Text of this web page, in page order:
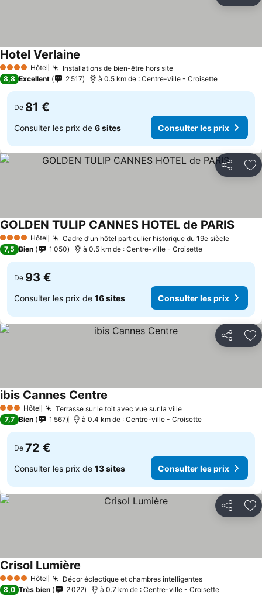
4 Étoiles Hôtel Installations de bien-être hors site
Hotel Verlaine
8,8 Excellent 2 517 à 0.5 km de : Centre-ville - Croisette
De 81 €
Consulter les prix de 6 sites Consulter les prix
Partager
4 Étoiles Hôtel Cadre d'un hôtel particulier historique du 19e siècle
GOLDEN TULIP CANNES HOTEL de PARIS
7,5 Bien 1 050 à 0.5 km de : Centre-ville - Croisette
De 93 €
Consulter les prix de 16 sites Consulter les prix
Partager
3 ÉtoilesHôtel Terrasse sur le toit avec vue sur la ville
ibis Cannes Centre
7,7 Bien 1 567 à 0.4 km de : Centre-ville - Croisette
De 72 €
Consulter les prix de 13 sites Consulter les prix
Partager
4 Étoiles Hôtel Décor éclectique et chambres intelligentes
Crisol Lumière
8,0 Très bien 2 022 à 0.7 km de : Centre-ville - Croisette